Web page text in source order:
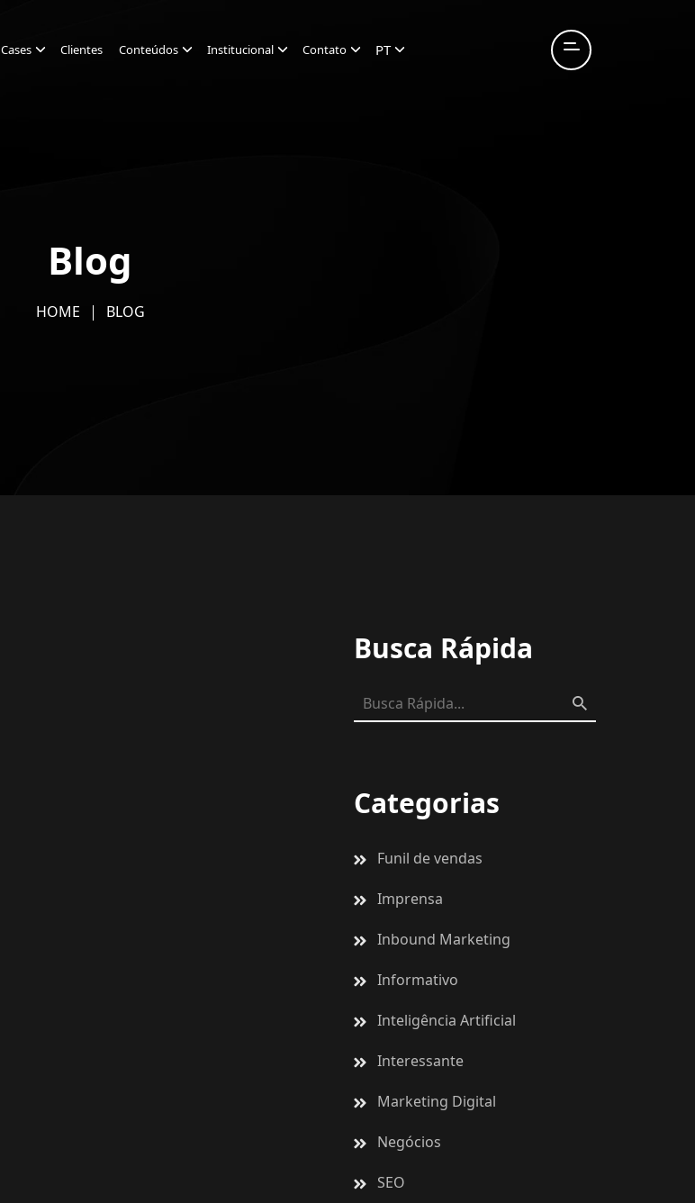
Cases Clientes Conteúdos Institucional Contato PT
Blog
HOME BLOG
Busca Rápida
Categorias
Funil de vendas
Imprensa
Inbound Marketing
Informativo
Inteligência Artificial
Interessante
Marketing Digital
Negócios
SEO